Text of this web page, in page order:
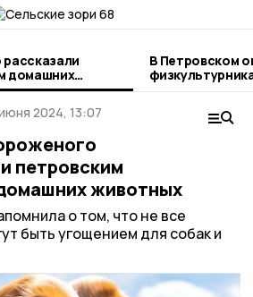
домашних
В Петровском
2024, 13:07
петровским
животных
о том, что не все
быть угощением для собак и